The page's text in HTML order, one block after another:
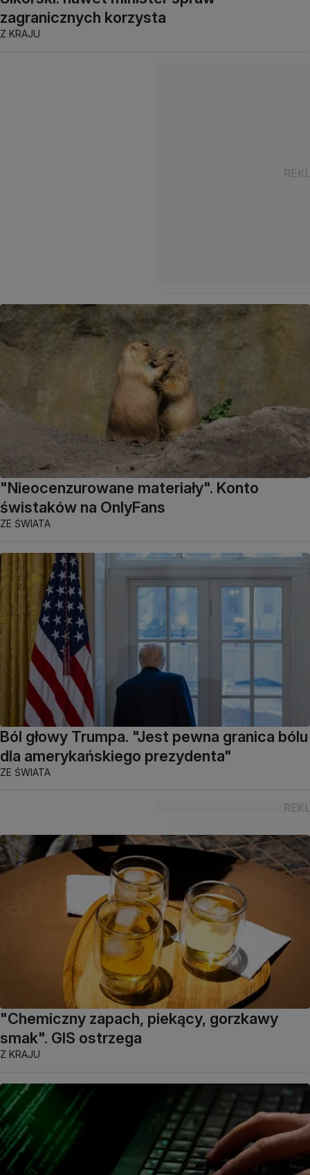
zagranicznych korzysta
Z KRAJU
"Nieocenzurowane materiały". Konto
świstaków na OnlyFans
ZE ŚWIATA
Ból głowy Trumpa. "Jest pewna granica bólu
dla amerykańskiego prezydenta"
ZE ŚWIATA
"Chemiczny zapach, piekący, gorzkawy
smak". GIS ostrzega
Z KRAJU